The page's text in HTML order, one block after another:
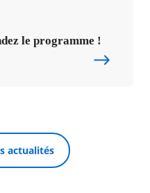
le programme !
actualités